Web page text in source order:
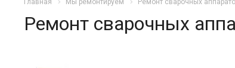
Главная Мы ремонтируем Ремонт сварочных
Ремонт сварочных